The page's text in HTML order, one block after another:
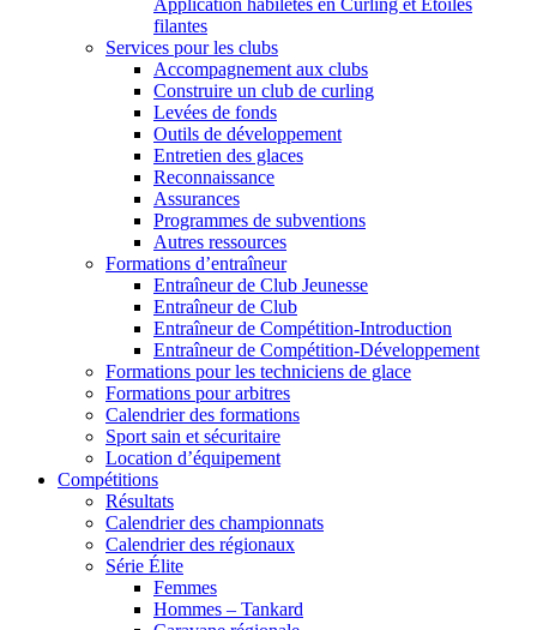
Application habiletés en Curling et Étoiles
filantes
Services pour les clubs
Accompagnement aux clubs
Construire un club de curling
Levées de fonds
Outils de développement
Entretien des glaces
Reconnaissance
Assurances
Programmes de subventions
Autres ressources
Formations d’entraîneur
Entraîneur de Club Jeunesse
Entraîneur de Club
Entraîneur de Compétition-Introduction
Entraîneur de Compétition-Développement
Formations pour les techniciens de glace
Formations pour arbitres
Calendrier des formations
Sport sain et sécuritaire
Location d’équipement
Compétitions
Résultats
Calendrier des championnats
Calendrier des régionaux
Série Élite
Femmes
Hommes – Tankard